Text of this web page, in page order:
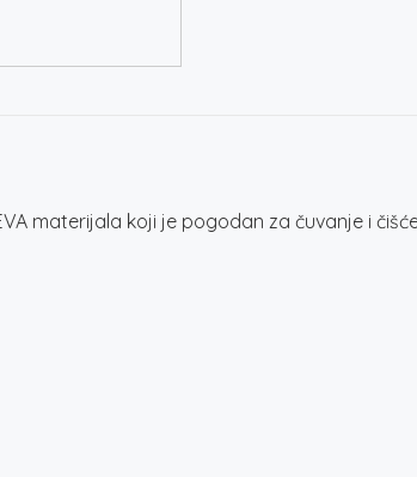
materijala koji je pogodan za čuvanje i